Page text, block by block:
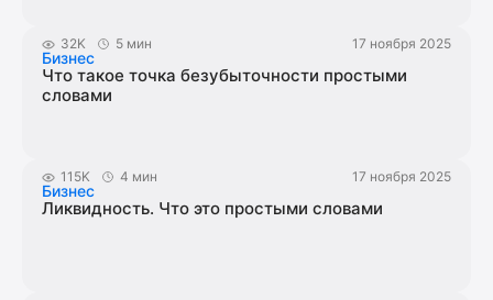
32K 5 мин 17 ноября 2025
Бизнес
Что такое точка безубыточности простыми
словами
115K 4 мин 17 ноября 2025
Бизнес
Ликвидность. Что это простыми словами